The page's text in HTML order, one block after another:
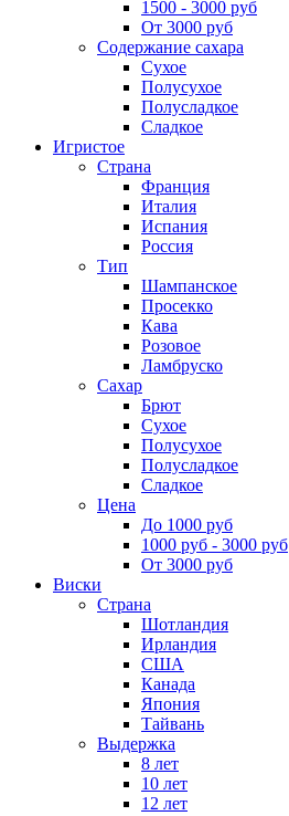
1500 - 3000 руб
От 3000 руб
Содержание сахара
Сухое
Полусухое
Полусладкое
Сладкое
Игристое
Страна
Франция
Италия
Испания
Россия
Тип
Шампанское
Просекко
Кава
Розовое
Ламбруско
Сахар
Брют
Сухое
Полусухое
Полусладкое
Сладкое
Цена
До 1000 руб
1000 руб - 3000 руб
От 3000 руб
Виски
Страна
Шотландия
Ирландия
США
Канада
Япония
Тайвань
Выдержка
8 лет
10 лет
12 лет